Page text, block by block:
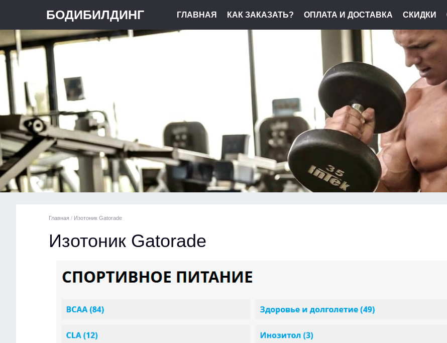
БОДИБИЛДИНГ ГЛАВНАЯ КАК ЗАКАЗАТЬ? ОПЛАТА И ДОСТАВКА СКИДКИ
Главная / Изотоник Gatorade
Изотоник Gatorade